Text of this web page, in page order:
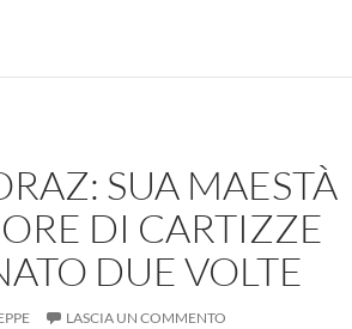
SUA MAESTÀ
DI CARTIZZE
DUE VOLTE
LASCIA UN COMMENTO